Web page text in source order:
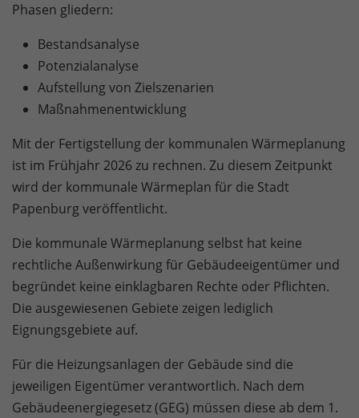
Phasen gliedern:
Bestandsanalyse
Potenzialanalyse
Aufstellung von Zielszenarien
Maßnahmenentwicklung
Mit der Fertigstellung der kommunalen Wärmeplanung
ist im Frühjahr 2026 zu rechnen. Zu diesem Zeitpunkt
wird der kommunale Wärmeplan für die Stadt
Papenburg veröffentlicht.
Die kommunale Wärmeplanung selbst hat keine
rechtliche Außenwirkung für Gebäudeeigentümer und
begründet keine einklagbaren Rechte oder Pflichten.
Die ausgewiesenen Gebiete zeigen lediglich
Eignungsgebiete auf.
Für die Heizungsanlagen der Gebäude sind die
jeweiligen Eigentümer verantwortlich. Nach dem
Gebäudeenergiegesetz (GEG) müssen diese ab dem 1.